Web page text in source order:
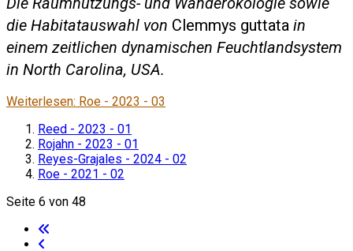
die Habitatauswahl von Clemmys guttata in
einem zeitlichen dynamischen Feuchtlandsystem
in North Carolina, USA.
Weiterlesen: Roe - 2023 - 03
Reed - 2023 - 01
Rojahn - 2023 - 01
Reyes-Grajales - 2024 - 02
Roe - 2021 - 02
Seite 6 von 48